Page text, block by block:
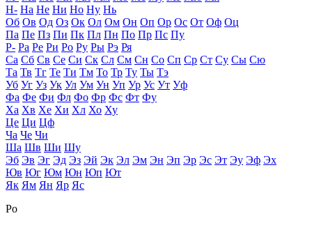
Н- На Не Ни Но Ну Нь
Об Ов Од Оз Ок Ол Ом Он Оп Ор Ос От Оф Оц
Па Пе Пз Пи Пк Пл Пн По Пр Пс Пу
Р- Ра Ре Ри Ро Ру Ры Рэ Ря
Са Сб Св Се Си Ск Сл См Сн Со Сп Ср Ст Су Сы Сю
Та Тв Тг Те Ти Тм То Тр Ту Ты Тэ
Уб Уг Уз Ук Ул Ум Ун Уп Ур Ус Ут Уф
Фа Фе Фи Фл Фо Фр Фс Фт Фу
Ха Хв Хе Хи Хл Хо Ху
Це Ци Цф
Ча Че Чи
Ша Шв Ши Шу
Эб Эв Эг Эд Эз Эй Эк Эл Эм Эн Эп Эр Эс Эт Эу Эф Эх
Юв Юг Юм Юн Юп Ют
Як Ям Ян Яр Яс
Ро